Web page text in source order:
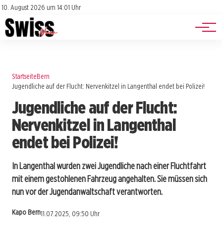
10. August 2026 um 14:01 Uhr
Impressum
Datenschutz
Jobs
Events
StartseiteBern
Jugendliche auf der Flucht: Nervenkitzel in Langenthal endet bei Polizei!
Jugendliche auf der Flucht:
Nervenkitzel in Langenthal
endet bei Polizei!
In Langenthal wurden zwei Jugendliche nach einer Fluchtfahrt
mit einem gestohlenen Fahrzeug angehalten. Sie müssen sich
nun vor der Jugendanwaltschaft verantworten.
Kapo Bern11.07.2025, 09:50 Uhr